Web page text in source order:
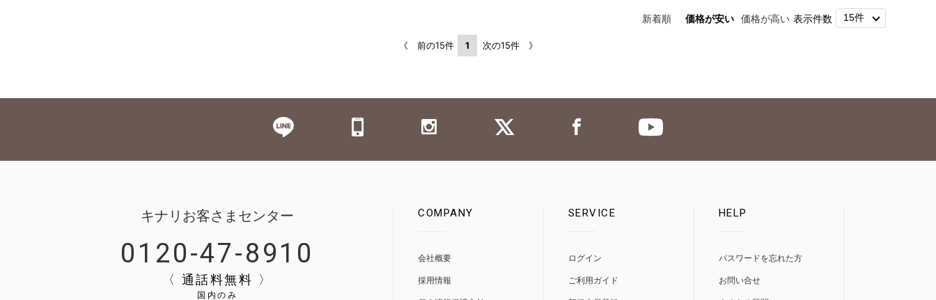
新着順 価格が安い 価格が高い 表示件数
《 前の15件 1 次の15件 》
キナリお客さまセンター
0120-47-8910
〈 通話料無料 〉
国内のみ
COMPANY
会社概要
採用情報
SERVICE
ログイン
ご利用ガイド
HELP
パスワードを忘れた方
お問い合せ